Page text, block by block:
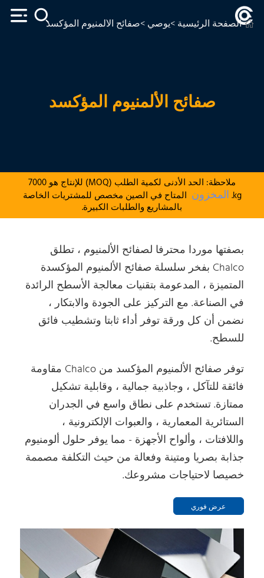
الصفحة الرئيسية>يوصي>صفائح الألمنيوم المؤكسد
صفائح الألمنيوم المؤكسد
ملاحظة: الحد الأدنى لكمية الطلب (MOQ) للإنتاج هو 7000
kg. المخزون المتاح في الصين مخصص للمشتريات الخاصة
بالمشاريع والطلبات الكبيرة.
بصفتها موردا محترفا لصفائح الألمنيوم ، تطلق
Chalco بفخر سلسلة صفائح الألمنيوم المؤكسدة
المتميزة ، المدعومة بتقنيات معالجة الأسطح الرائدة
في الصناعة. مع التركيز على الجودة والابتكار ،
نضمن أن كل ورقة توفر أداء ثابتا وتشطيب فائق
للسطح.
توفر صفائح الألمنيوم المؤكسد من Chalco مقاومة
فائقة للتآكل ، وجاذبية جمالية ، وقابلية تشكيل
ممتازة. تستخدم على نطاق واسع في الجدران
الستائرية المعمارية ، والعبوات الإلكترونية ،
واللافتات ، وألواح الأجهزة - مما يوفر حلول ألومنيوم
جذابة بصريا ومتينة وفعالة من حيث التكلفة مصممة
خصيصا لاحتياجات مشروعك.
عرض فوري